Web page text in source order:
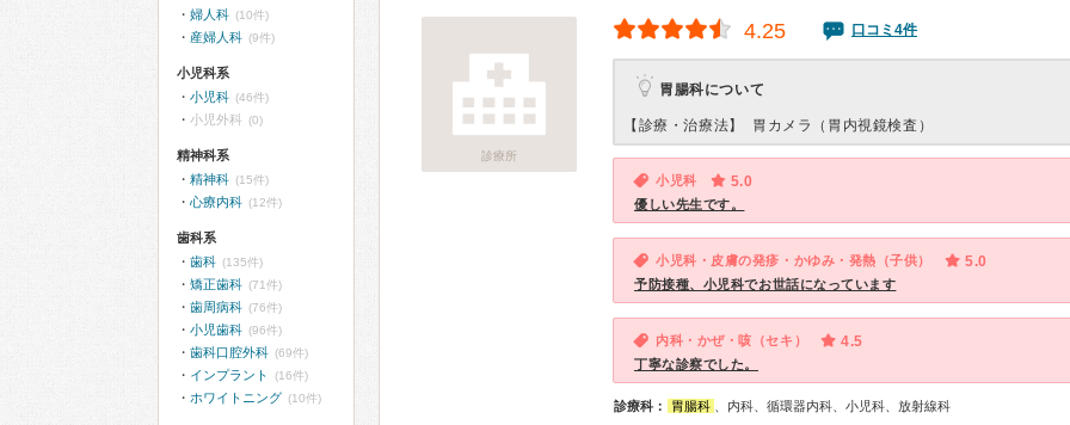
診療所
4.25 口コミ4件
胃腸科について
【診療・治療法】 胃カメラ（胃内視鏡検査）
小児科 5.0
優しい先生です。
小児科・皮膚の発疹・かゆみ・発熱（子供） 5.0
予防接種、小児科でお世話になっています
内科・かぜ・咳（セキ） 4.5
丁寧な診察でした。
診療科： 胃腸科 、内科、循環器内科、小児科、放射線科
婦人科 (10件)
産婦人科 (9件)
小児科系
小児科 (46件)
小児外科 (0)
精神科系
精神科 (15件)
心療内科 (12件)
歯科系
歯科 (135件)
矯正歯科 (71件)
歯周病科 (76件)
小児歯科 (96件)
歯科口腔外科 (69件)
インプラント (16件)
ホワイトニング (10件)